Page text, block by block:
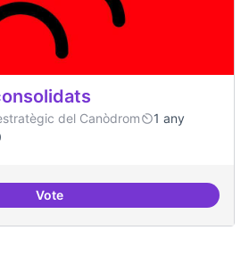
del Canòdrom
1 any
Vote10 projectes consolidats